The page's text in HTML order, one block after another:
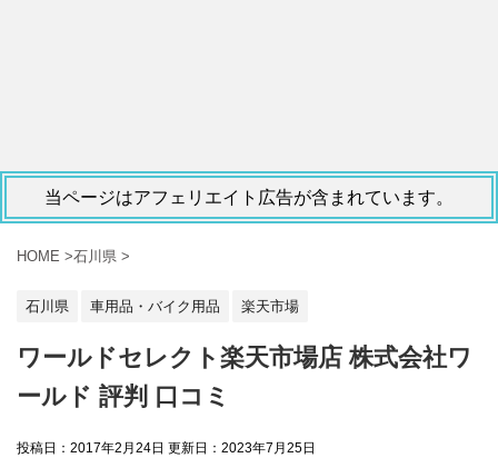
当ページはアフェリエイト広告が含まれています。
HOME >石川県 >
石川県 車用品・バイク用品 楽天市場
ワールドセレクト楽天市場店 株式会社ワ
ールド 評判 口コミ
投稿日：2017年2月24日 更新日： 2023年7月25日